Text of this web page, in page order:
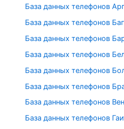
База данных телефонов
База данных телефонов
База данных телефонов
База данных телефонов
База данных телефонов
База данных телефонов
База данных телефонов
База данных телефонов